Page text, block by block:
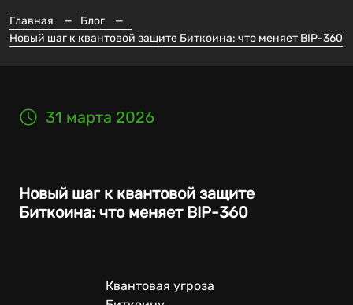
Главная — Блог
—
Новый шаг к квантовой защите Биткоина: что меняет BIP-360
31 марта 2026
Новый шаг к квантовой защите
Биткоина: что меняет BIP-360
Квантовая угроза